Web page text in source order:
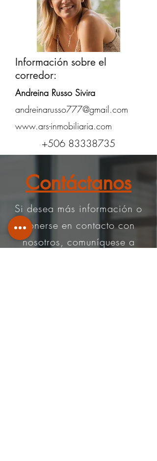
Información sobre el
corredor:
Andreina Russo Sivira
andreinarusso777@gmail.com
www.ars-inmobiliaria.com
+506 83338735
Contáctanos
Si desea más información o
ponerse en contacto con
nosotros, comuníquese a